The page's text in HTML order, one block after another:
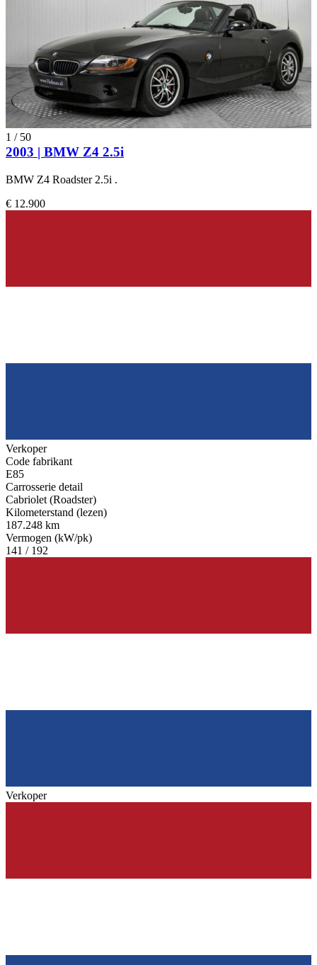
1 / 50
2003 | BMW Z4 2.5i
BMW Z4 Roadster 2.5i .
€ 12.900
Verkoper
Code fabrikant
E85
Carrosserie detail
Cabriolet (Roadster)
Kilometerstand (lezen)
187.248 km
Vermogen (kW/pk)
141 / 192
Verkoper